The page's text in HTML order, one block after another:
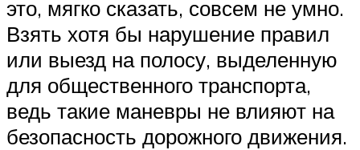
это, мягко сказать, совсем не умно.
Взять хотя бы нарушение правил
или выезд на полосу, выделенную
для общественного транспорта,
ведь такие маневры не влияют на
безопасность дорожного движения.